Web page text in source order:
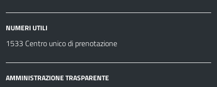
NUMERI UTILI
1533 Centro unico di prenotazione
AMMINISTRAZIONE TRASPARENTE